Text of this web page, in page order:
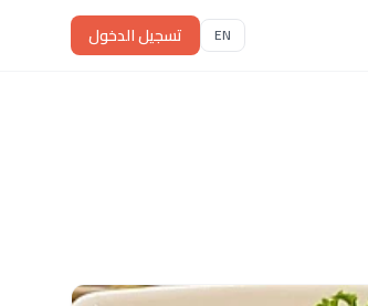
EN تسجيل الدخول